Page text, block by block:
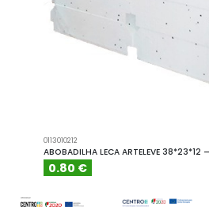
0113010212
ABOBADILHA LECA ARTELEVE 38*23*12
0.80 €